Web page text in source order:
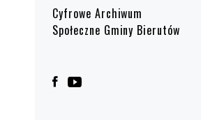
Cyfrowe Archiwum
Społeczne Gminy Bierutów